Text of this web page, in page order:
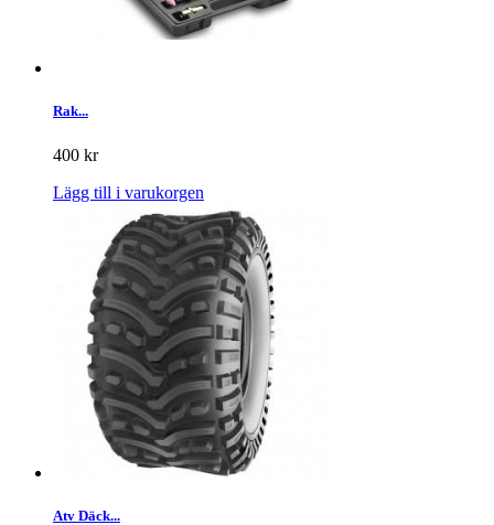
Rak...
400 kr
Lägg till i varukorgen
Atv Däck...